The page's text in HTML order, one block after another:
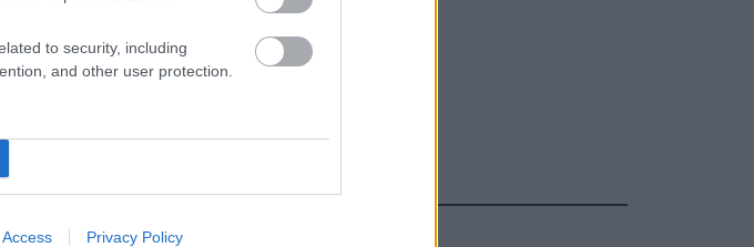
to security, including
and other user protection.
Privacy Policy